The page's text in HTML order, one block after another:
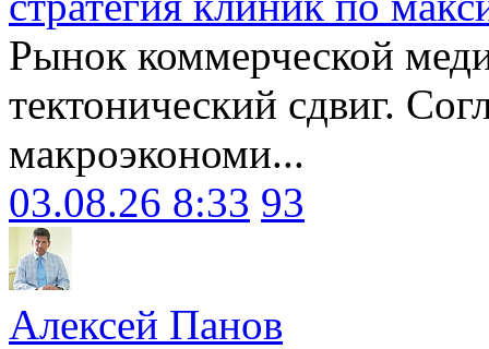
Рынок коммерческой
тектонический сдвиг.
макроэкономи...
03.08.26 8:33 93
Алексей Панов